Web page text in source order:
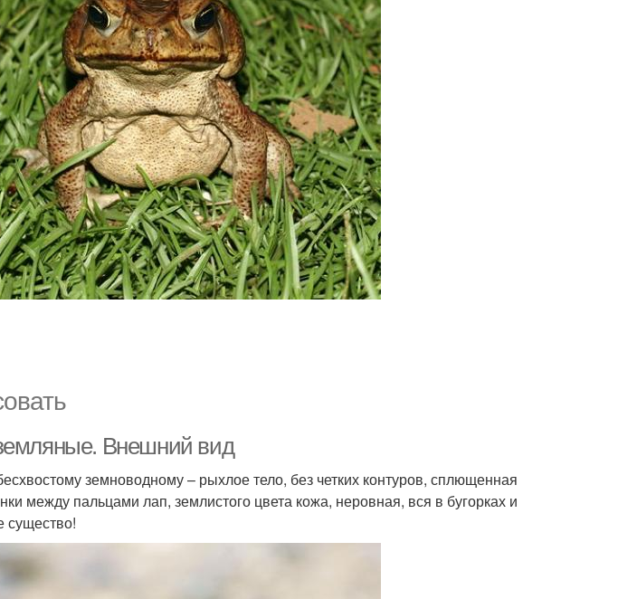
Внешний вид
земноводному – рыхлое тело, без четких контуров, сплющенная
между пальцами лап, землистого цвета кожа, неровная, вся в бугорках и
существо!